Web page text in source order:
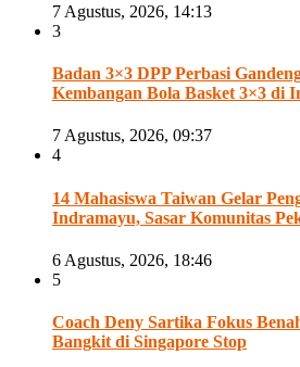
7 Agustus, 2026, 14:13
3
Badan 3×3 DPP Perbasi
Kembangan Bola Basket 3×3 di
7 Agustus, 2026, 09:37
4
14 Mahasiswa Taiwan Gelar
Indramayu, Sasar Komunitas
6 Agustus, 2026, 18:46
5
Coach Deny Sartika Fokus
Bangkit di Singapore Stop